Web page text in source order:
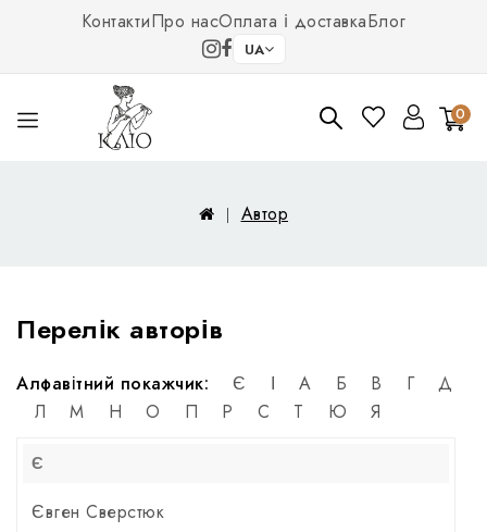
КонтактиПро насОплата і доставкаБлог
UA
0
Автор
Перелік авторів
Алфавітний покажчик: Є І А Б В Г
Д
Л
М Н О П Р С Т Ю Я
Є
Євген Сверстюк